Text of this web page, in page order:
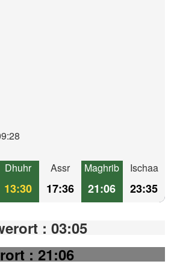
Dhuhr
13:30
Assr
17:36
Maghrib
21:06
Ischaa
23:35
: 03:05
: 21:06